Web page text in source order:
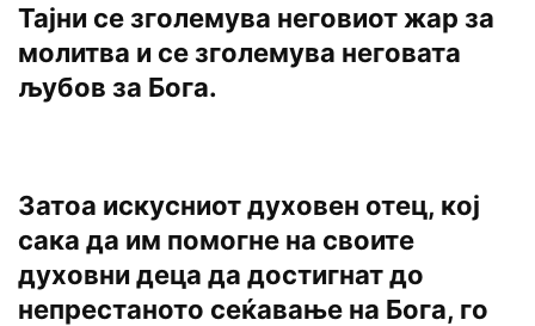
Тајни се зголемува неговиот жар за
молитва и се зголемува неговата
љубов за Бога.
Затоа искусниот духовен отец, кој
сака да им помогне на своите
духовни деца да достигнат до
непрестаното сеќавање на Бога, го